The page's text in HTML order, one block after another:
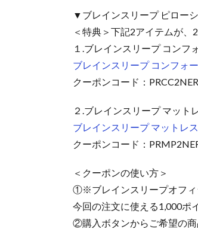
▼ブレインスリープ ピロー
＜特典＞下記2アイテムが、
１.ブレインスリープ コンフ
ブレインスリープ コンフォ
クーポンコード：
２.ブレインスリープ マット
ブレインスリープ マットレ
クーポンコード：
＜クーポンの使い方＞
①※ブレインスリープオフィ
今回の注文に使える1,000ポ
②購入ボタンからご希望の